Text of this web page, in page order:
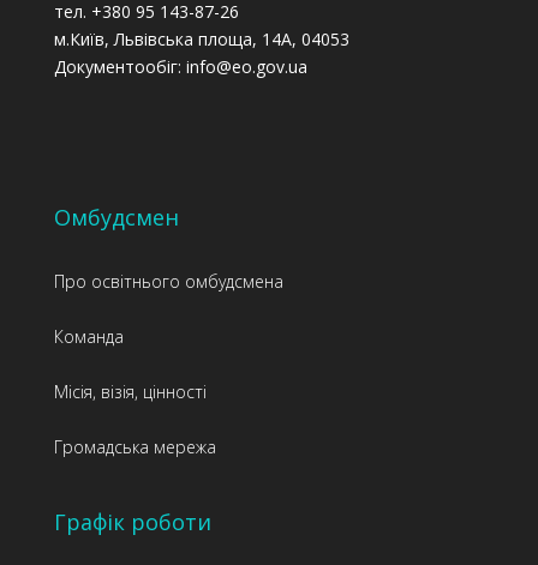
тел. +380 95 143-87-26
м.Київ, Львівська площа, 14А, 04053
Документообіг: info@eo.gov.ua
Омбудсмен
Про освітнього омбудсмена
Команда
Місія, візія, цінності
Громадська мережа
Графік роботи